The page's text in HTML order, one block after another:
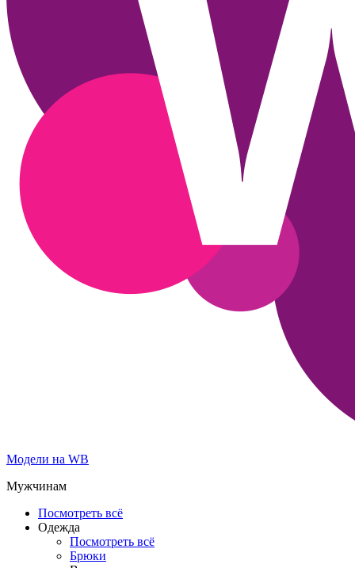
Модели на WB
Мужчинам
Посмотреть всё
Одежда
Посмотреть всё
Брюки